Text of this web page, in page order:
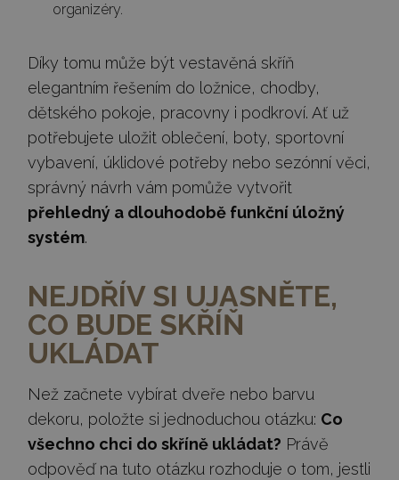
organizéry.
Díky tomu může být vestavěná skříň
elegantním řešením do ložnice, chodby,
dětského pokoje, pracovny i podkroví. Ať už
potřebujete uložit oblečení, boty, sportovní
vybavení, úklidové potřeby nebo sezónní věci,
správný návrh vám pomůže vytvořit
přehledný a dlouhodobě funkční úložný
systém.
NEJDŘÍV SI UJASNĚTE,
CO BUDE SKŘÍŇ
UKLÁDAT
Než začnete vybírat dveře nebo barvu
dekoru, položte si jednoduchou otázku: Co
všechno chci do skříně ukládat? Právě
odpověď na tuto otázku rozhoduje o tom, jestli